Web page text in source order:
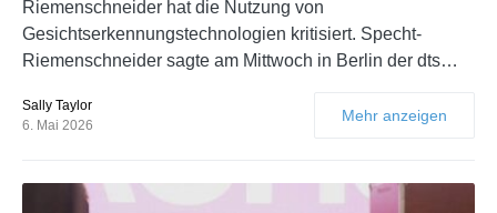
Riemenschneider hat die Nutzung von
Gesichtserkennungstechnologien kritisiert. Specht-
Riemenschneider sagte am Mittwoch in Berlin der dts…
Sally Taylor
6. Mai 2026
Mehr anzeigen